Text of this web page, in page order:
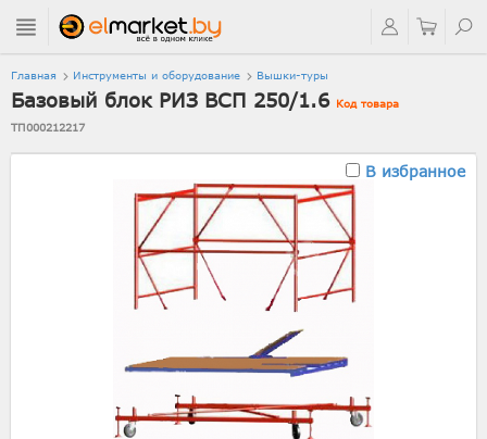
Главная Инструменты и оборудование Вышки-туры
Базовый блок РИЗ ВСП 250/1.6 Код товара
ТП000212217
В избранное